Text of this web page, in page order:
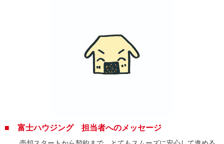
■ 富士ハウジング 担当者へのメッセージ